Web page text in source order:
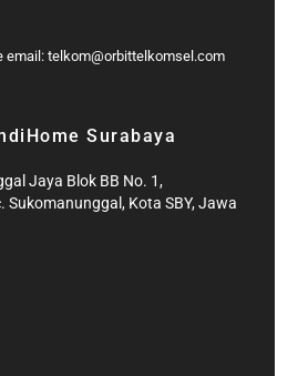
email: telkom@orbittelkomsel.com
Surabaya
Jaya Blok BB No. 1,
Sukomanunggal, Kota SBY, Jawa